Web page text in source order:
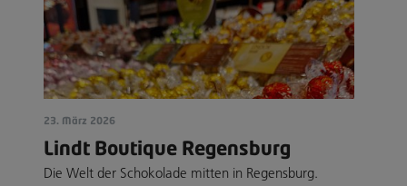
23. März 2026
Lindt Boutique Regensburg
Die Welt der Schokolade mitten in Regensburg.